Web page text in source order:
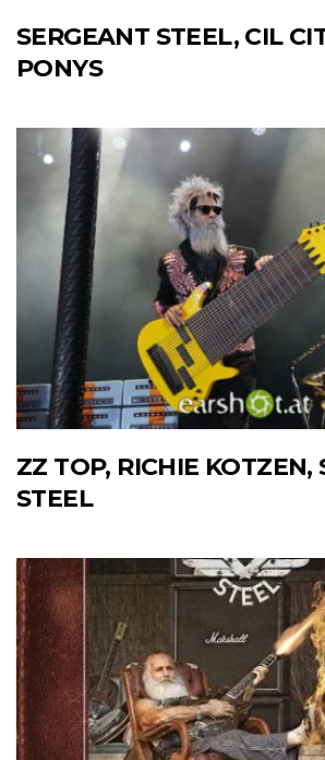
SERGEANT STEEL, CIL
PONYS
ZZ TOP, RICHIE KOTZEN,
STEEL